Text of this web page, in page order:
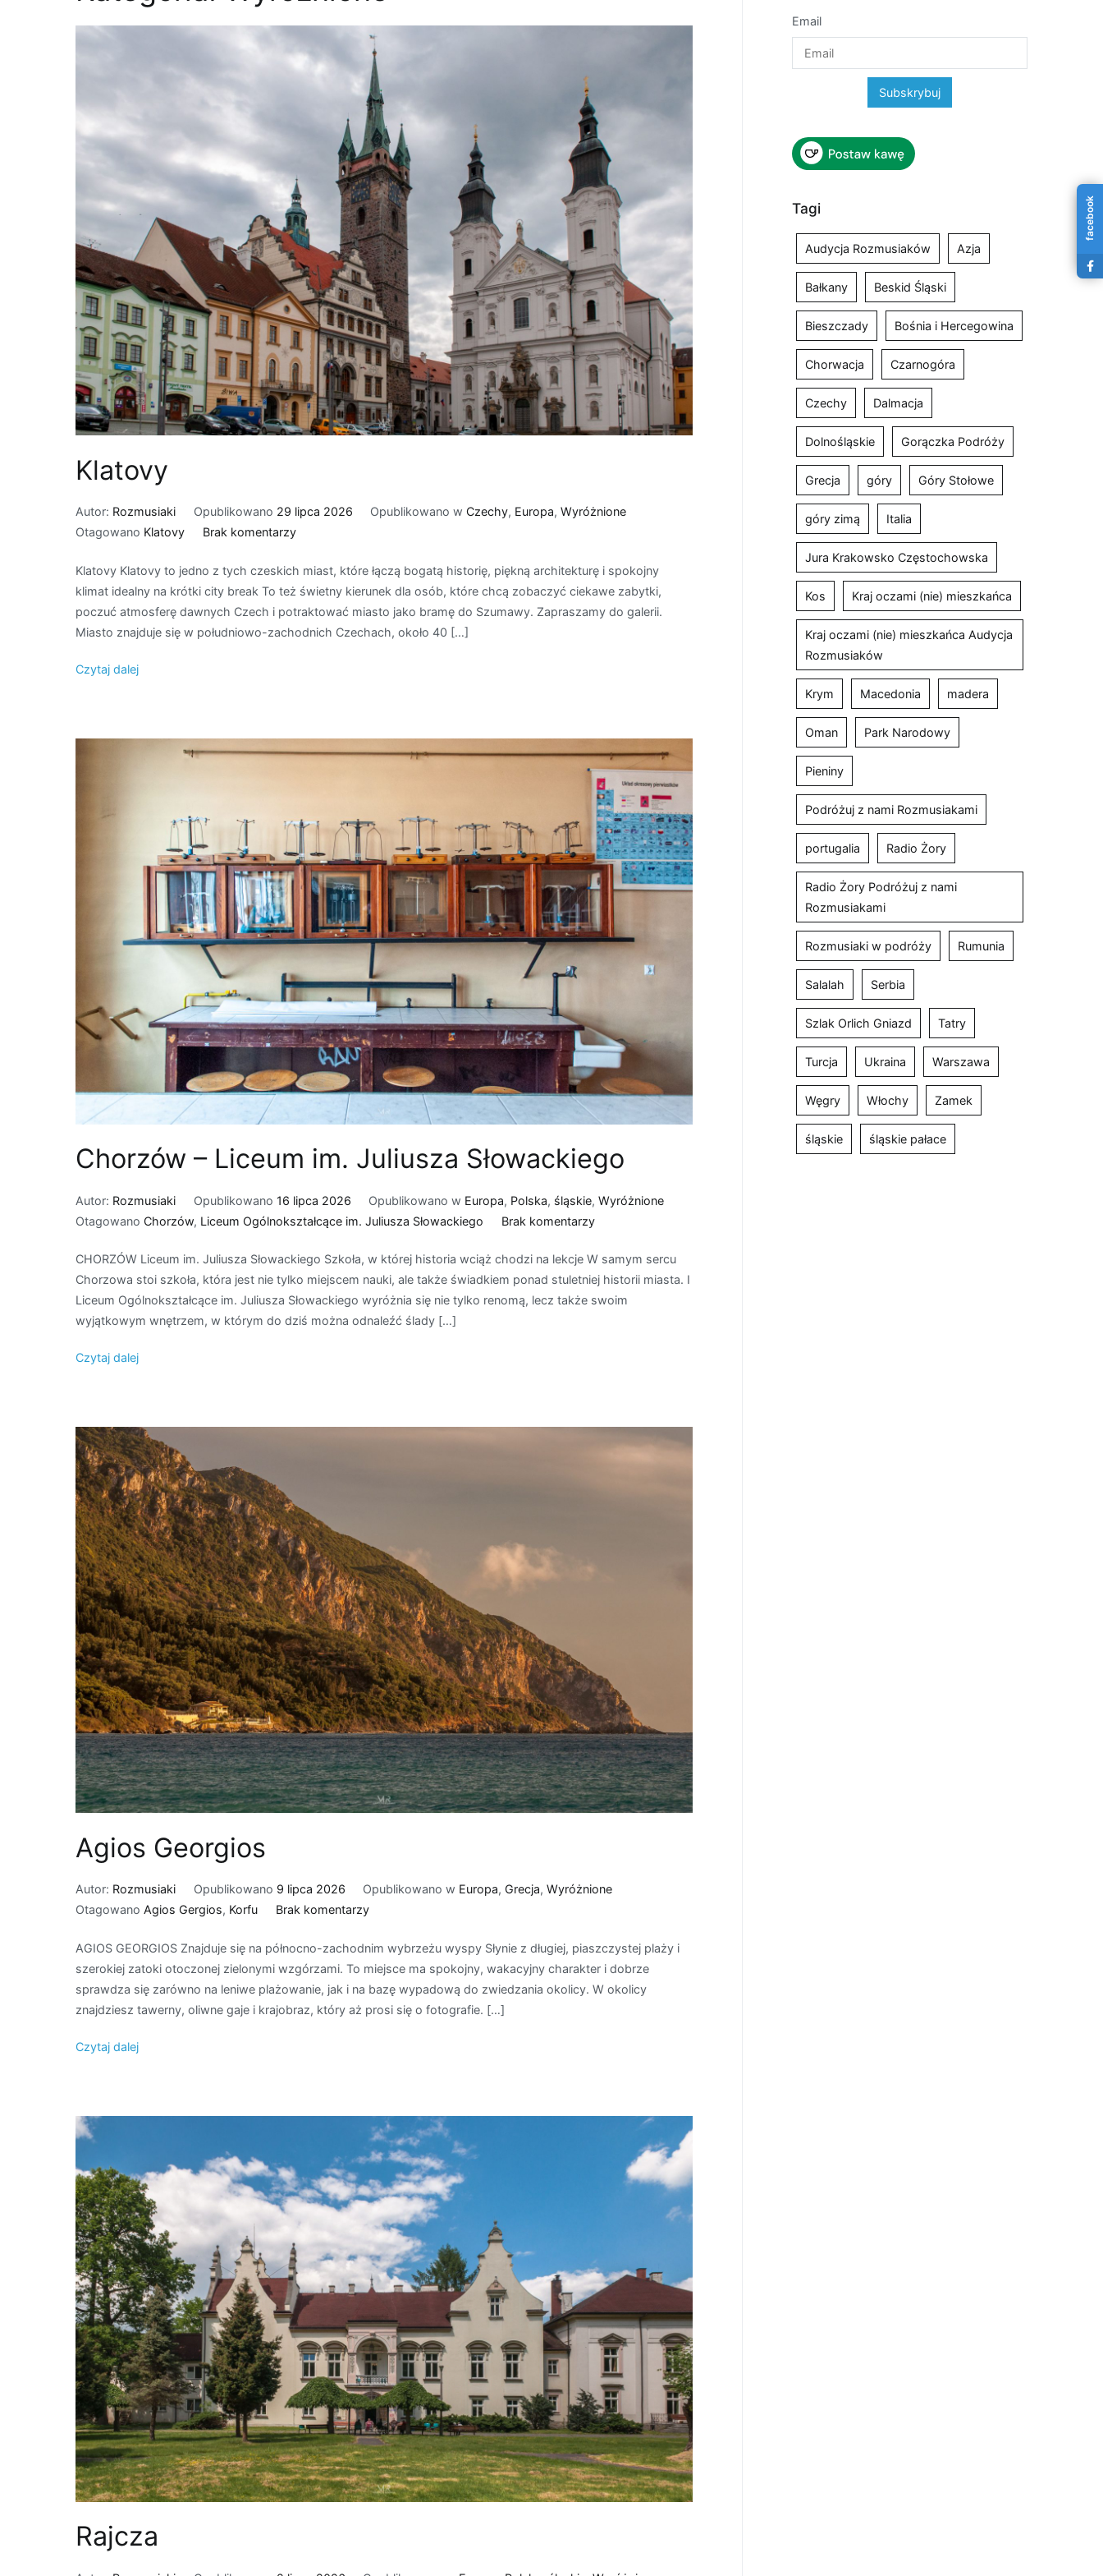
Klatovy
Autor: Rozmusiaki Opublikowano 29 lipca 2026 Opublikowano wCzechy, Europa,Wyróżnione
Otagowano Klatovy Brak komentarzydo
Klatovy Klatovy to jedno z tych czeskich miast, które łączą bogatą historię, piękną architekturę i spokojny
klimat idealny na krótki city break To też świetny kierunek dla osób, które chcą zobaczyć ciekawe zabytki,
poczuć atmosferę dawnych Czech i potraktować miasto jako bramę do Szumawy. Zapraszamy do galerii.
Miasto znajduje się w południowo-zachodnich Czechach, około 40 […]
Czytaj dalej
Chorzów – Liceum im. Juliusza Słowackiego
Autor: Rozmusiaki Opublikowano 16 lipca 2026 Opublikowano w Europa, Polska, śląskie,Wyróżnione
Otagowano Chorzów, Liceum Ogólnokształcące im. Juliusza Słowackiego Brak komentarzydo
–
Liceum
im.
CHORZÓW Liceum im. Juliusza Słowackiego Szkoła, w której historia wciąż chodzi na lekcje W samym sercu
Chorzowa stoi szkoła, która jest nie tylko miejscem nauki, ale także świadkiem ponad stuletniej historii miasta. I
Liceum Ogólnokształcące im. Juliusza Słowackiego wyróżnia się nie tylko renomą, lecz także swoim
wyjątkowym wnętrzem, w którym do dziś można odnaleźć ślady […]
Czytaj dalej
Agios Georgios
Autor: Rozmusiaki Opublikowano 9 lipca 2026 Opublikowano w Europa,Grecja,Wyróżnione
Otagowano Agios Gergios, Korfu Brak komentarzydo
Georgios
AGIOS GEORGIOS Znajduje się na północno-zachodnim wybrzeżu wyspy Słynie z długiej, piaszczystej plaży i
szerokiej zatoki otoczonej zielonymi wzgórzami. To miejsce ma spokojny, wakacyjny charakter i dobrze
sprawdza się zarówno na leniwe plażowanie, jak i na bazę wypadową do zwiedzania okolicy. W okolicy
znajdziesz tawerny, oliwne gaje i krajobraz, który aż prosi się o fotografie. […]
Czytaj dalej
Rajcza
Email
Tagi
Audycja Rozmusiaków Azja
Bałkany Beskid Śląski
Bieszczady Bośnia i Hercegowina
Chorwacja Czarnogóra
Czechy Dalmacja
Dolnośląskie Gorączka Podróży
Grecja góry Góry Stołowe
góry zimą Italia
Jura Krakowsko Częstochowska
Kos Kraj oczami (nie) mieszkańca
Kraj oczami (nie) mieszkańca Audycja
Rozmusiaków
Krym Macedonia madera
Oman Park Narodowy
Pieniny
Podróżuj z nami Rozmusiakami
portugalia Radio Żory
Radio Żory Podróżuj z nami
Rozmusiakami
Rozmusiaki w podróży Rumunia
Salalah Serbia
Szlak Orlich Gniazd Tatry
Turcja Ukraina Warszawa
Węgry Włochy Zamek
śląskie śląskie pałace
facebook